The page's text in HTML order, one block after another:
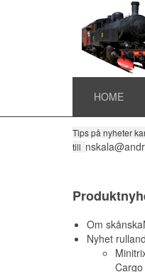
HOME
Tips på nyheter
till
Om
Nyhet